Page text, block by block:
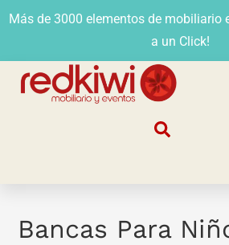
Más de 3000 elementos de mobiliario
a un Click!
Bancas Para